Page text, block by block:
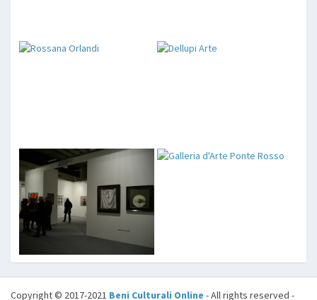
Copyright © 2017-2021 Beni Culturali Online - All rights reserved -